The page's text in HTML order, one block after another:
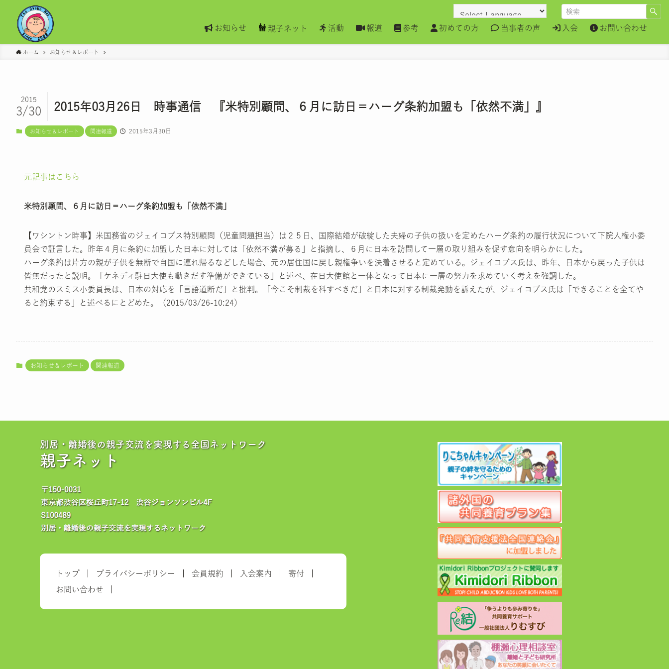
お知らせ 親子ネット 活動 報道 参考 初めての方 当事者の声 入会 お問い合わせ
ホーム お知らせ＆レポート
2015年03月26日 時事通信 『米特別顧問、６月に訪日＝ハーグ条約加盟も「依然不満」』
2015
3/30
お知らせ＆レポート 関連報道 2015年3月30日
元記事はこちら
米特別顧問、６月に訪日＝ハーグ条約加盟も「依然不満」
【ワシントン時事】米国務省のジェイコブス特別顧問（児童問題担当）は２５日、国際結婚が破綻した夫婦の子供の扱いを定めたハーグ条約の履行状況について下院人権小委
員会で証言した。昨年４月に条約に加盟した日本に対しては「依然不満が募る」と指摘し、６月に日本を訪問して一層の取り組みを促す意向を明らかにした。
ハーグ条約は片方の親が子供を無断で自国に連れ帰るなどした場合、元の居住国に戻し親権争いを決着させると定めている。ジェイコブス氏は、昨年、日本から戻った子供は
皆無だったと説明。「ケネディ駐日大使も動きだす準備ができている」と述べ、在日大使館と一体となって日本に一層の努力を求めていく考えを強調した。
共和党のスミス小委員長は、日本の対応を「言語道断だ」と批判。「今こそ制裁を科すべきだ」と日本に対する制裁発動を訴えたが、ジェイコブス氏は「できることを全てや
ると約束する」と述べるにとどめた。（2015/03/26-10:24）
お知らせ＆レポート 関連報道
別居・離婚後の親子交流を実現する全国ネットワーク
親子ネット
トップ プライバシーポリシー 会員規約 入会案内
寄付
お問い合わせ